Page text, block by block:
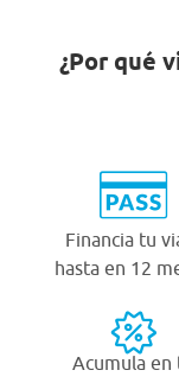
¿Por qué
Financia tu
hasta en 12
Acumula en